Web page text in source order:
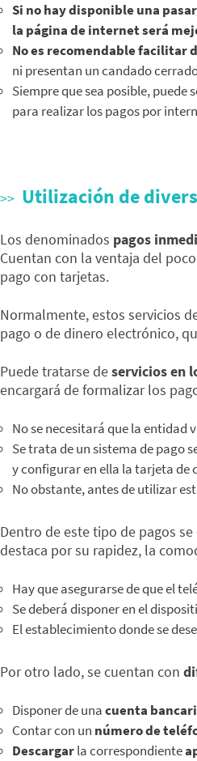
Si no hay disponible una
la página de internet será
No es recomendable facilitar
ni presentan un candado
Siempre que sea posible, puede
para realizar los pagos por
Utilización de
Los denominados pagos
Cuentan con la ventaja del
pago con tarjetas.
Normalmente, estos servicios
pago o de dinero electrónico,
Puede tratarse deservicios en
encargará de formalizar los
No se necesitará que la entidad
Se trata de un sistema de pago
y configurar en ella la tarjeta de
No obstante, antes de utilizar
Dentro de este tipo de pagos
destaca por su rapidez, la
Hay que asegurarse de que el
Se deberá disponer en el
El establecimiento donde se
Por otro lado, se cuentan con
Disponer de unacuenta
Contar con un número de
Descargarla correspondiente